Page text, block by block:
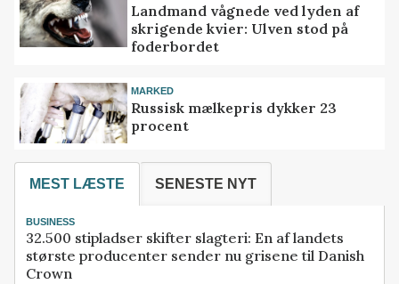
Landmand vågnede ved lyden af
skrigende kvier: Ulven stod på
foderbordet
MARKED
Russisk mælkepris dykker 23
procent
MEST LÆSTE SENESTE NYT
BUSINESS
32.500 stipladser skifter slagteri: En af landets
største producenter sender nu grisene til Danish
Crown